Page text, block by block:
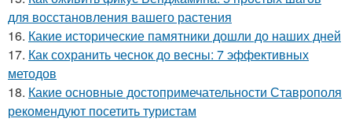
для восстановления вашего растения
16. Какие исторические памятники дошли до наших дней
17. Как сохранить чеснок до весны: 7 эффективных
методов
18. Какие основные достопримечательности Ставрополя
рекомендуют посетить туристам